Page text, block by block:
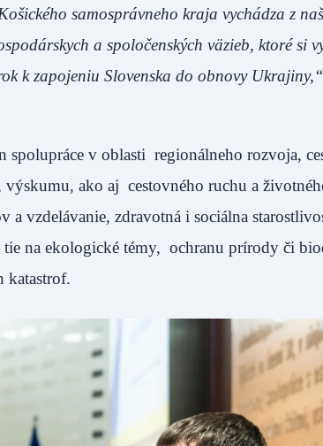
samosprávneho kraja vychádza z
a spoločenských väzieb, ktoré si
k zapojeniu Slovenska do obnovy Ukrajiny,“
v oblasti regionálneho rozvoja,
ako aj cestovného ruchu a
vzdelávanie, zdravotná i sociálna
na ekologické témy, ochranu prírody či
katastrof.